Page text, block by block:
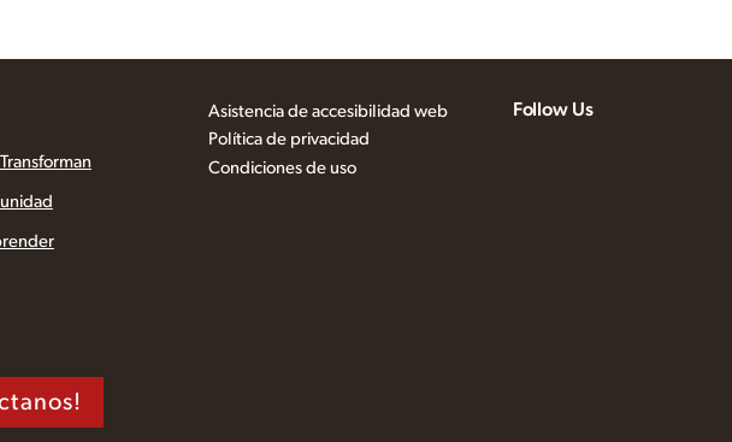
Asistencia de accesibilidad web
Política de privacidad
Condiciones de uso
Follow Us